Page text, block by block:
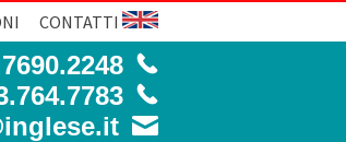
CONTATTI